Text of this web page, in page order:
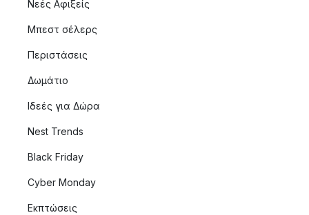
Νεές Αφιξείς
Μπεστ σέλερς
Περιστάσεις
Δωμάτιο
Ιδεές για Δώρα
Nest Trends
Black Friday
Cyber Monday
Εκπτώσεις